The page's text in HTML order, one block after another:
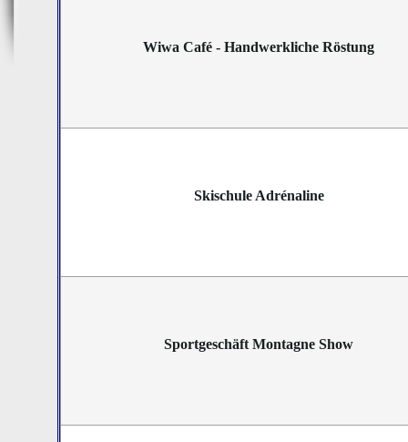
Wiwa Café - Handwerkliche Röstung
Skischule Adrénaline
Sportgeschäft Montagne Show